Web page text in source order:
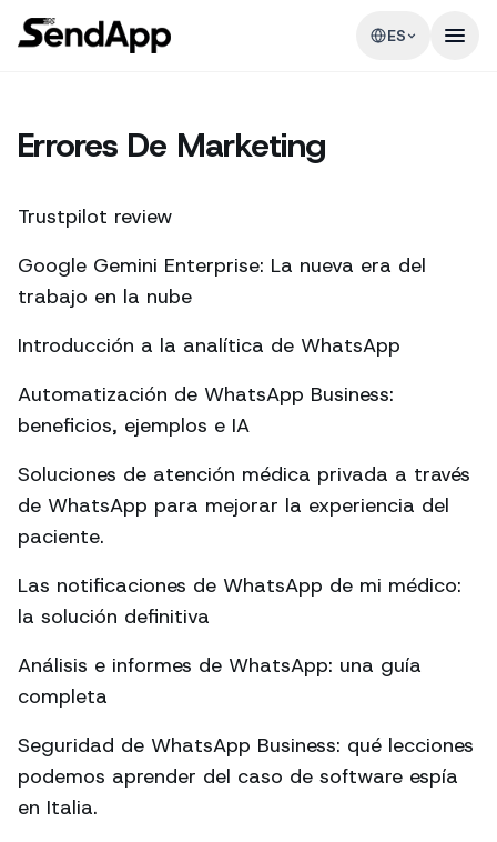
ES
Errores De Marketing
Trustpilot review
Google Gemini Enterprise: La nueva era del
trabajo en la nube
Introducción a la analítica de WhatsApp
Automatización de WhatsApp Business:
beneficios, ejemplos e IA
Soluciones de atención médica privada a través
de WhatsApp para mejorar la experiencia del
paciente.
Las notificaciones de WhatsApp de mi médico:
la solución definitiva
Análisis e informes de WhatsApp: una guía
completa
Seguridad de WhatsApp Business: qué lecciones
podemos aprender del caso de software espía
en Italia.